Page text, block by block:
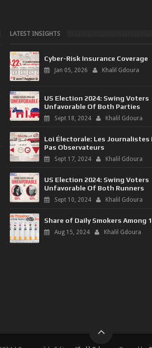
LATEST INSIGHTS
Cyber-Risk Insurance Coverage
Jan 05, 2026 Khalil Gdoura
US Election 2024: Swing Voters
Unfavorable Of Both Parties
Sept 18, 2024 Khalil Gdoura
Loi Électorale: Les Journalistes
Pas Observateurs
Sept 17, 2024 Khalil Gdoura
US Election 2024: Swing Voters
Unfavorable Of Both Runners
Sept 10, 2024 Khalil Gdoura
Share of Daily Smokers Among
Aug 15, 2024 Khalil Gdoura